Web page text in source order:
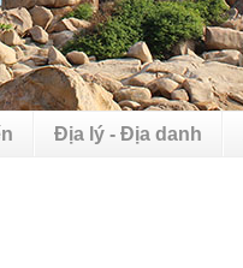
Địa lý - Địa danh